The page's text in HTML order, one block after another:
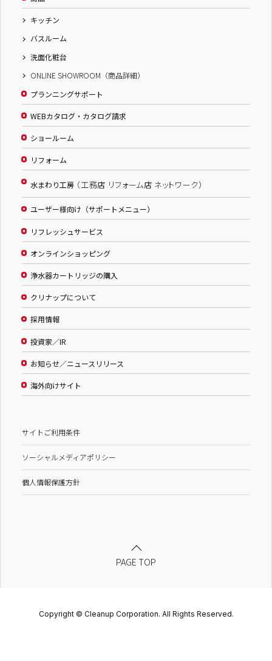
キッチン
バスルーム
洗面化粧台
ONLINE SHOWROOM（商品詳細）
プランニングサポート
WEBカタログ・カタログ請求
ショールーム
リフォーム
水まわり工房 （工務店 リフォーム店 ネットワーク）
ユーザー様向け（サポートメニュー）
リフレッシュサービス
オンラインショッピング
浄水器カートリッジの購入
クリナップについて
採用情報
投資家／IR
お知らせ／ニュースリリース
海外向けサイト
サイトご利用条件
ソーシャルメディアポリシー
個人情報保護方針
PAGE TOP
Copyright © Cleanup Corporation. All Rights Reserved.